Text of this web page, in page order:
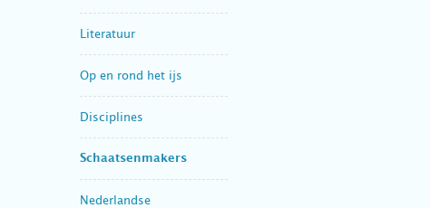
Literatuur
Op en rond het ijs
Disciplines
Schaatsenmakers
Nederlandse